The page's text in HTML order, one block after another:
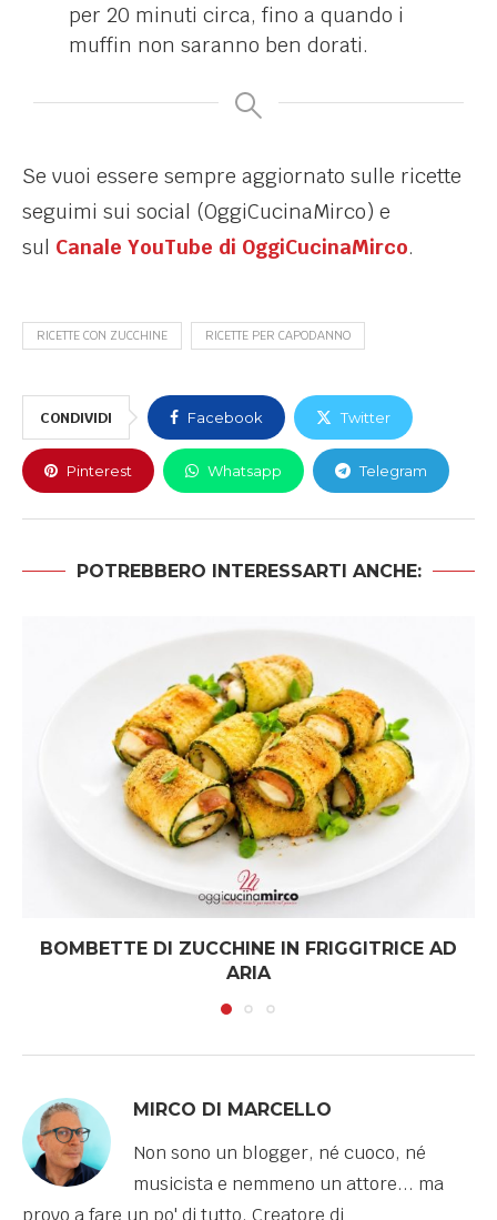
per 20 minuti circa, fino a quando i
muffin non saranno ben dorati.
Se vuoi essere sempre aggiornato sulle ricette
seguimi sui social (OggiCucinaMirco) e
sul Canale YouTube di OggiCucinaMirco.
RICETTE CON ZUCCHINE RICETTE PER CAPODANNO
CONDIVIDI Facebook Twitter
Pinterest Whatsapp Telegram
POTREBBERO INTERESSARTI ANCHE:
BOMBETTE DI ZUCCHINE IN FRIGGITRICE AD
ARIA
MIRCO DI MARCELLO
Non sono un blogger, né cuoco, né
musicista e nemmeno un attore... ma
provo a fare un po' di tutto. Creatore di